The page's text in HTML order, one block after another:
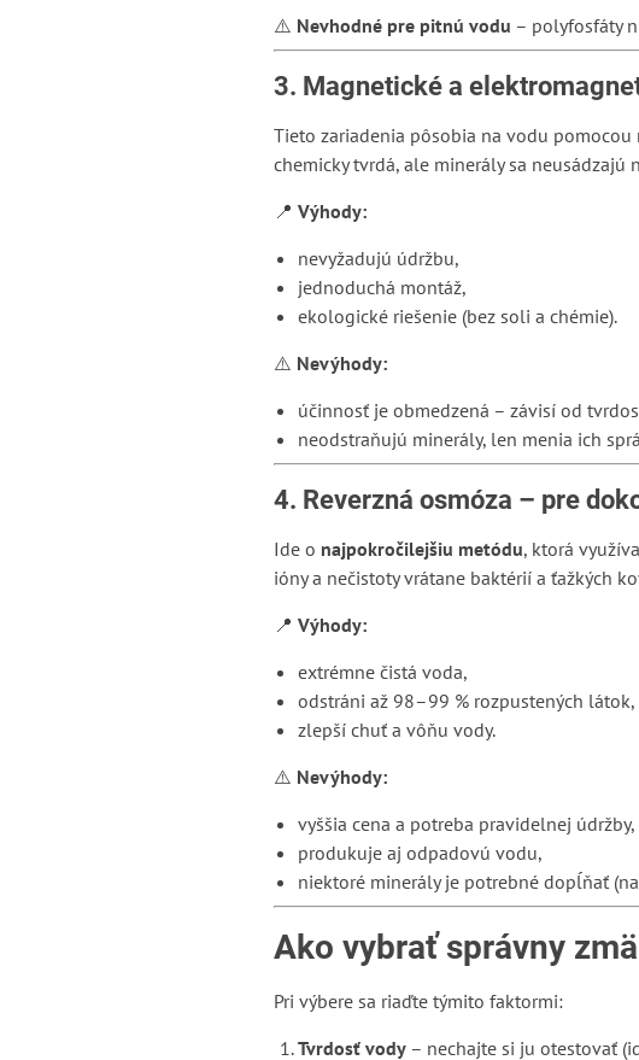
⚠️ Nevhodné pre pitnú vodu – polyfosfáty
3. Magnetické a
Tieto zariadenia pôsobia na vodu
chemicky tvrdá, ale minerály sa neusádzajú
📍 Výhody:
nevyžadujú údržbu,
jednoduchá montáž,
ekologické riešenie (bez soli a chémie).
⚠️ Nevýhody:
účinnosť je obmedzená – závisí od
neodstraňujú minerály, len menia ich
4. Reverzná osmóza – pre
Ide o najpokročilejšiu metódu, ktorá
ióny a nečistoty vrátane baktérií a ťažkých
📍 Výhody:
extrémne čistá voda,
odstráni až 98–99 % rozpustených látok,
zlepší chuť a vôňu vody.
⚠️ Nevýhody:
vyššia cena a potreba pravidelnej údržby,
produkuje aj odpadovú vodu,
niektoré minerály je potrebné dopĺňať
Ako vybrať správny
Pri výbere sa riaďte týmito faktormi:
Tvrdosť vody– nechajte si ju otestovať